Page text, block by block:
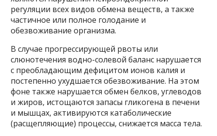
регуляции всех видов обмена веществ, а также
частичное или полное голодание и
обезвоживание организма.
В случае прогрессирующей рвоты или
слюнотечения водно-солевой баланс нарушается
с преобладающим дефицитом ионов калия и
постепенно ухудшается обезвоживание. На этом
фоне также нарушается обмен белков, углеводов
и жиров, истощаются запасы гликогена в печени
и мышцах, активируются катаболические
(расщепляющие) процессы, снижается масса тела.